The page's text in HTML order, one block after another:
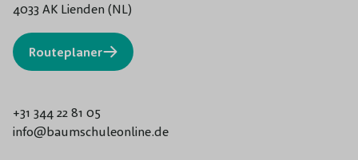
4033 AK Lienden (NL)
Routeplaner
+31 344 22 81 05
info@baumschuleonline.de